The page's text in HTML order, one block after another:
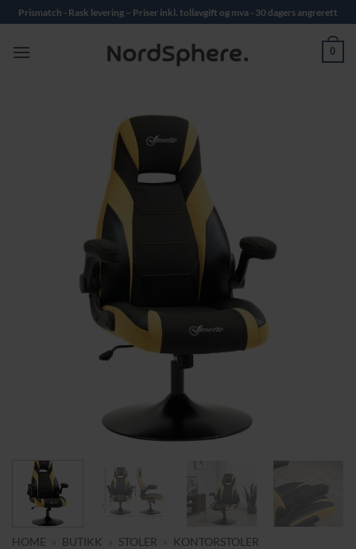
Skip
to
content
Prismatch - Rask levering – Priser inkl. tollavgift og mva - 30 dagers angrerett
0
HOME BUTIKK STOLER KONTORSTOLER